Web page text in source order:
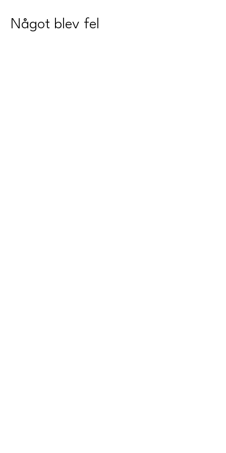
Något blev fel